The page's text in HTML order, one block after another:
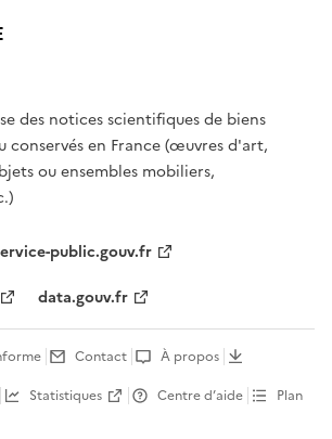
des notices scientifiques de biens
conservés en France (œuvres d'art,
ou ensembles mobiliers,
public.gouv.fr
data.gouv.fr
Contact
À propos
Statistiques Centre d’aide
Plan